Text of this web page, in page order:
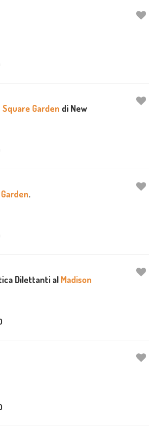
Square Garden di New
.
Dilettanti al Madison